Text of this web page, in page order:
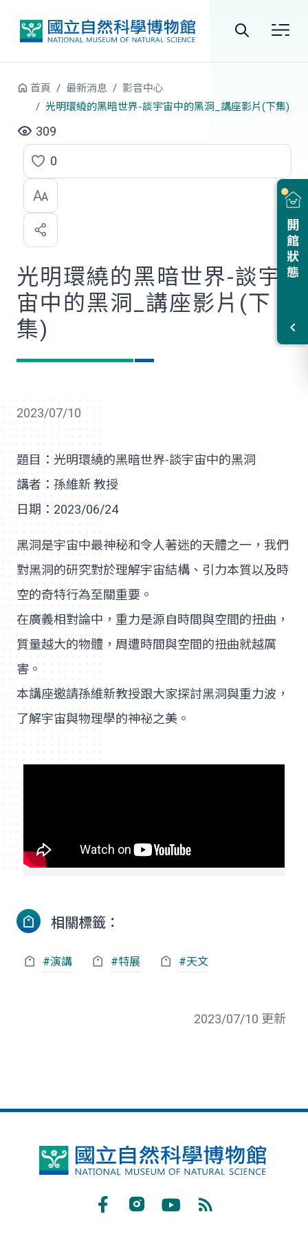
搜
開館狀態
首頁 最新消息
影音中心
光明環繞的黑暗世界-談宇宙中的黑洞_講座影片(下集)
309
點
選
喜
歡
0
光明環繞的黑暗世界-談宇
宙中的黑洞_講座影片(下
集)
2023/07/10
題目：光明環繞的黑暗世界-談宇宙中的黑洞
講者：孫維新 教授
日期：2023/06/24
黑洞是宇宙中最神秘和令人著迷的天體之一，我們
對黑洞的研究對於理解宇宙結構、引力本質以及時
空的奇特行為至關重要。
在廣義相對論中，重力是源自時間與空間的扭曲，
質量越大的物體，周遭時間與空間的扭曲就越厲
害。
本講座邀請孫維新教授跟大家探討黑洞與重力波，
了解宇宙與物理學的神祕之美。
相關標籤：
#演講 #特展 #天文
2023/07/10 更新
國